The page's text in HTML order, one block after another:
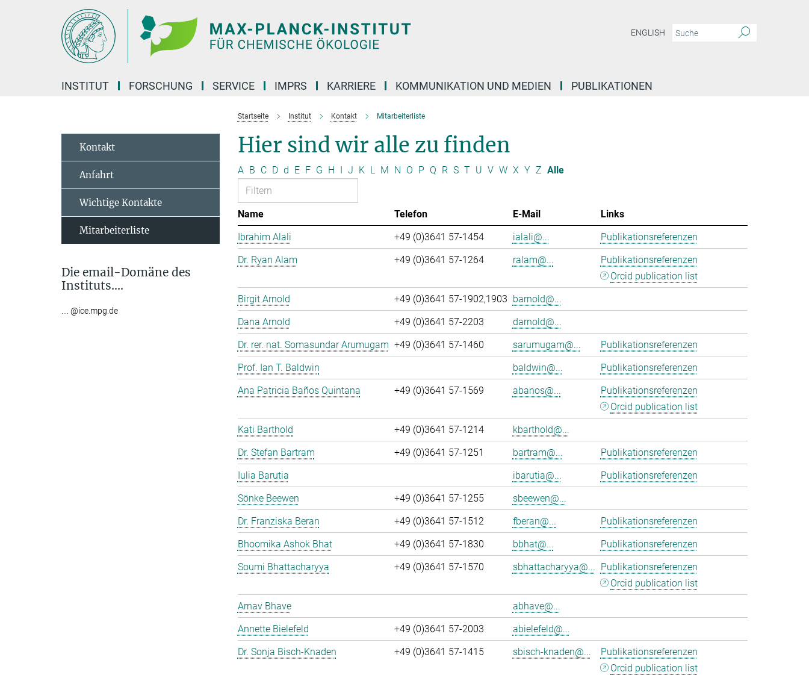
ENGLISH
INSTITUT FORSCHUNG SERVICE IMPRS KARRIERE KOMMUNIKATION UND MEDIEN PUBLIKATIONEN
Startseite Institut Kontakt Mitarbeiterliste
Hier sind wir alle zu finden
A B C D d E F G H I J K L M N O P Q R S T U V W X Y Z Alle
Name Telefon E-Mail
Links
Ibrahim Alali
+49 (0)3641 57-1454 ialali@...
Publikationsreferenzen
Dr. Ryan Alam
+49 (0)3641 57-1264 ralam@...
Publikationsreferenzen
Orcid publication list
Birgit Arnold
+49 (0)3641 57-1902,1903 barnold@...
Dana Arnold
+49 (0)3641 57-2203
darnold@...
Dr. rer. nat. Somasundar Arumugam +49 (0)3641 57-1460 sarumugam@...
Publikationsreferenzen
Prof. Ian T. Baldwin
baldwin@...
Publikationsreferenzen
Ana Patricia Baños Quintana
+49 (0)3641 57-1569 abanos@...
Publikationsreferenzen
Orcid publication list
Kati Barthold
+49 (0)3641 57-1214
kbarthold@...
Dr. Stefan Bartram
+49 (0)3641 57-1251 bartram@...
Publikationsreferenzen
Iulia Barutia
ibarutia@...
Publikationsreferenzen
Sönke Beewen
+49 (0)3641 57-1255
sbeewen@...
Dr. Franziska Beran
+49 (0)3641 57-1512 fberan@...
Publikationsreferenzen
Bhoomika Ashok Bhat
+49 (0)3641 57-1830 bbhat@...
Publikationsreferenzen
Soumi Bhattacharyya
+49 (0)3641 57-1570 sbhattacharyya@... Publikationsreferenzen
Orcid publication list
Arnav Bhave
abhave@...
Annette Bielefeld
+49 (0)3641 57-2003
abielefeld@...
Dr. Sonja Bisch-Knaden
+49 (0)3641 57-1415 sbisch-knaden@...
Publikationsreferenzen
Orcid publication list
Kontakt
Anfahrt
Wichtige Kontakte
Mitarbeiterliste
Die email-Domäne des
Instituts....
.... @ice.mpg.de